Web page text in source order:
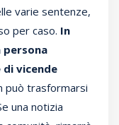
varie sentenze,
per caso. In
vicende
può trasformarsi
una notizia